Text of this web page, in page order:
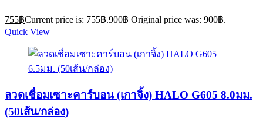
755฿Current price is: 755฿.900฿ Original price was: 900฿.
Quick View
ลวดเชื่อมเซาะคาร์บอน (เกาจิ้ง) HALO G605 8.0มม.
(50เส้น/กล่อง)